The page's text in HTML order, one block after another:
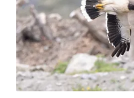
客源，卻仍然比前兩年還
最誠實的投票。當「觀光
旅人的腳步自然不再駐足。